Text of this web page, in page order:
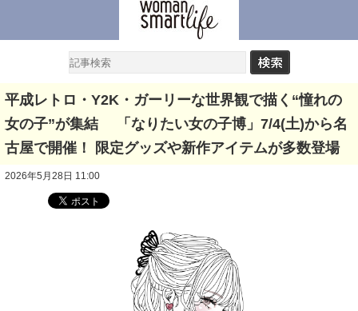
平成レトロ・Y2K・ガーリーな世界観で描く“憧れの
女の子”が集結 「なりたい女の子博」7/4(土)から名
古屋で開催！ 限定グッズや新作アイテムが多数登場
2026年5月28日 11:00